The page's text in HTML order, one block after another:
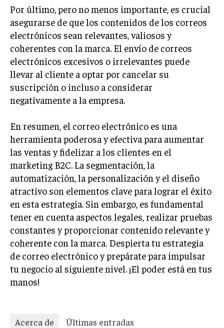
ÉTICA EMPRESARIAL Y RESPONSABILIDAD
SOCIAL
BLOG
Acerca de Últimas entradas
Hola, soy Ernesto Ayala, un observador incansable
del mundo empresarial. Vivo para analizar y
comprender los movimientos del mercado. Fuera
del trabajo, soy un amante de la literatura clásica,
buscando en cada página la estrategia de sus personajes.
Aparece en periódicos digitales y domina los buscadores,
Infórmate aquí.
Por último, pero no menos importante, es crucial
asegurarse de que los contenidos de los correos
electrónicos sean relevantes, valiosos y
coherentes con la marca. El envío de correos
electrónicos excesivos o irrelevantes puede
llevar al cliente a optar por cancelar su
suscripción o incluso a considerar
negativamente a la empresa.
En resumen, el correo electrónico es una
herramienta poderosa y efectiva para aumentar
las ventas y fidelizar a los clientes en el
marketing B2C. La segmentación, la
automatización, la personalización y el diseño
atractivo son elementos clave para lograr el éxito
en esta estrategia. Sin embargo, es fundamental
tener en cuenta aspectos legales, realizar pruebas
constantes y proporcionar contenido relevante y
coherente con la marca. Despierta tu estrategia
de correo electrónico y prepárate para impulsar
tu negocio al siguiente nivel. ¡El poder está en tus
manos!
Acerca de
Últimas entradas